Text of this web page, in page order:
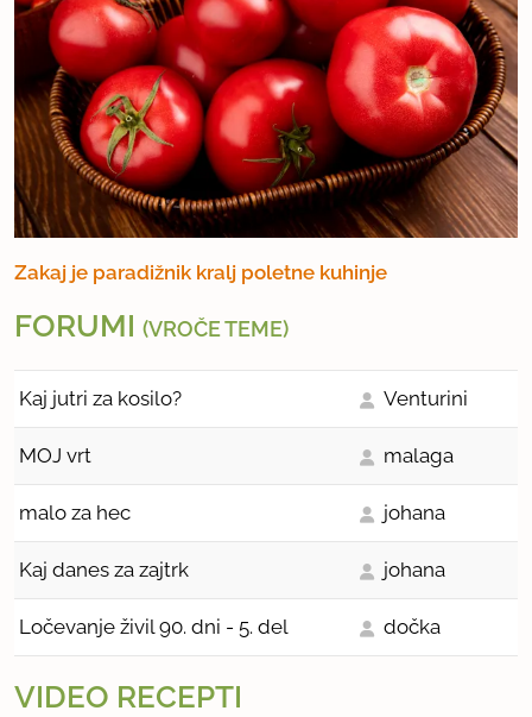
Zakaj je paradižnik kralj poletne kuhinje
FORUMI (VROČE TEME)
Kaj jutri za kosilo? Venturini
MOJ vrt malaga
malo za hec johana
Kaj danes za zajtrk johana
Ločevanje živil 90. dni - 5. del dočka
VIDEO RECEPTI